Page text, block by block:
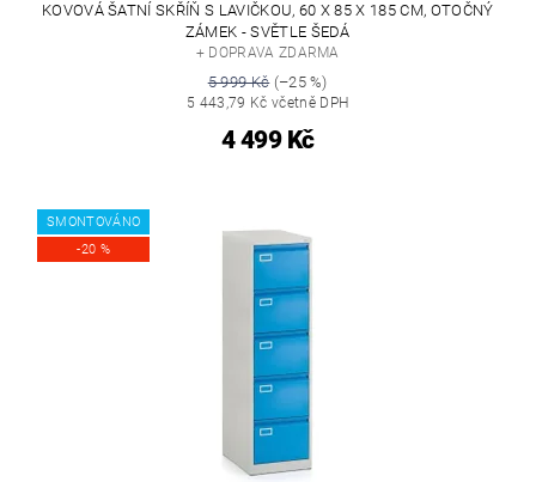
KOVOVÁ ŠATNÍ SKŘÍŇ S LAVIČKOU, 60 X 85 X 185 CM, OTOČNÝ
ZÁMEK - SVĚTLE ŠEDÁ
+ DOPRAVA ZDARMA
5 999 Kč(–25 %)
5 443,79 Kč včetně DPH
4 499 Kč
SMONTOVÁNO
-20 %